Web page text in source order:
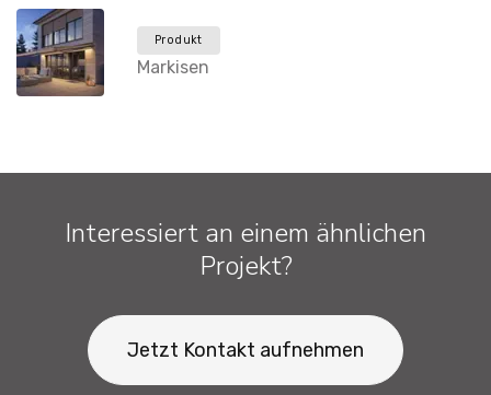
Produkt
Markisen
Interessiert an einem ähnlichen
Projekt?
Jetzt Kontakt aufnehmen